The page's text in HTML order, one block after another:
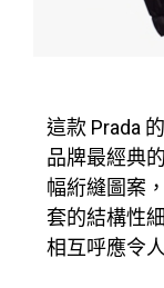
這款 Prada
品牌最經典
幅絎縫圖案
套的結構性
相互呼應令